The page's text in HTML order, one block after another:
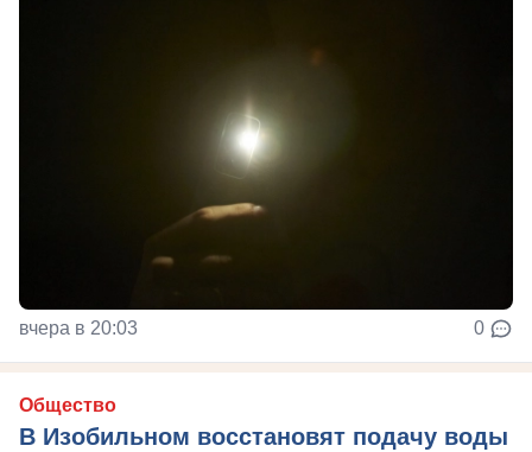
вчера в 20:03 0
Общество
В Изобильном восстановят подачу воды